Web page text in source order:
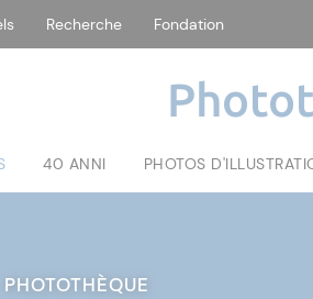
Recherche Fondation
40 ANNI PHOTOS
PHOTOTHÈQUE